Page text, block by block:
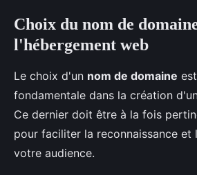
Choix du nom de
l'hébergement web
Le choix d'un nom de domaine
fondamentale dans la création
Ce dernier doit être à la fois
pour faciliter la reconnaissance et
votre audience.